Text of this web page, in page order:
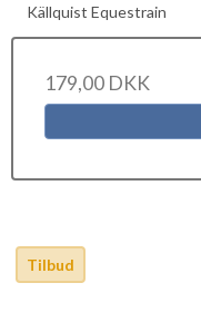
Källquist Equestrain
179,00 DKK
Tilbud